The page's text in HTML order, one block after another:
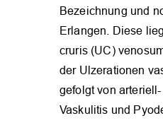
Bezeichnung und
Erlangen. Diese
cruris (UC)
der Ulzerationen
gefolgt von
Vaskulitis und